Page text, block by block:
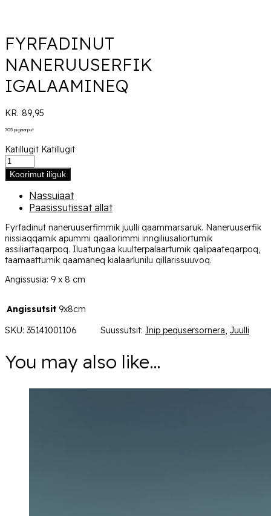
FYRFADINUT
NANERUUSERFIK
IGALAAMINEQ
KR. 89,95
705 pigaarput
Katillugit Katillugit
Koorimut iliguk
Nassuiaat
Paasissutissat allat
Fyrfadinut naneruuserfimmik juulli qaammarsaruk. Naneruuserfik
nissiaqqamik apummi qaallorimmi inngiliusaliortumik
assiliartaqarpoq. Iluatungaa kuulterpalaartumik qalipaateqarpoq,
taamaattumik qaamaneq kialaarlunilu qillarissuuvoq.
Angissusia: 9 x 8 cm
Angissutsit 9x8cm
SKU: 35141001106 Suussutsit: Inip pequsersornera Juulli
You may also like…